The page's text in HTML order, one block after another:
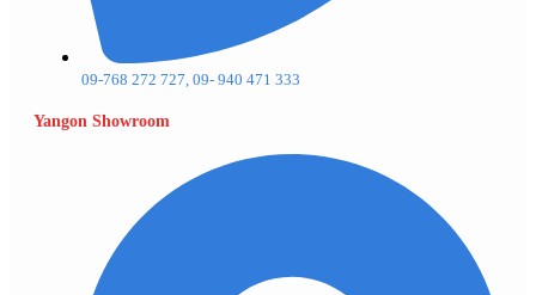
09-768 272 727, 09- 940 471 333
Yangon Showroom